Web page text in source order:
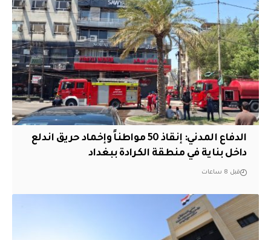
الدفاع المدني: إنقاذ 50 مواطناً وإخماد حريق اندلع
داخل بناية في منطقة الكرادة ببغداد
قبل 8 ساعات